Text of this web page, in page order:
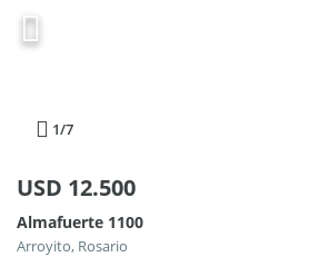
1/7
USD 12.500
Almafuerte 1100
Arroyito, Rosario